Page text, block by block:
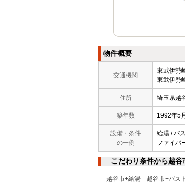
物件概要
交通機関
東武伊勢
東武伊
住所 埼玉県越
築年数 1992年5
設備・条件
の一例
給湯 / バ
ファイバ
こだわり条件から越
越谷市+給湯 越谷市+バス